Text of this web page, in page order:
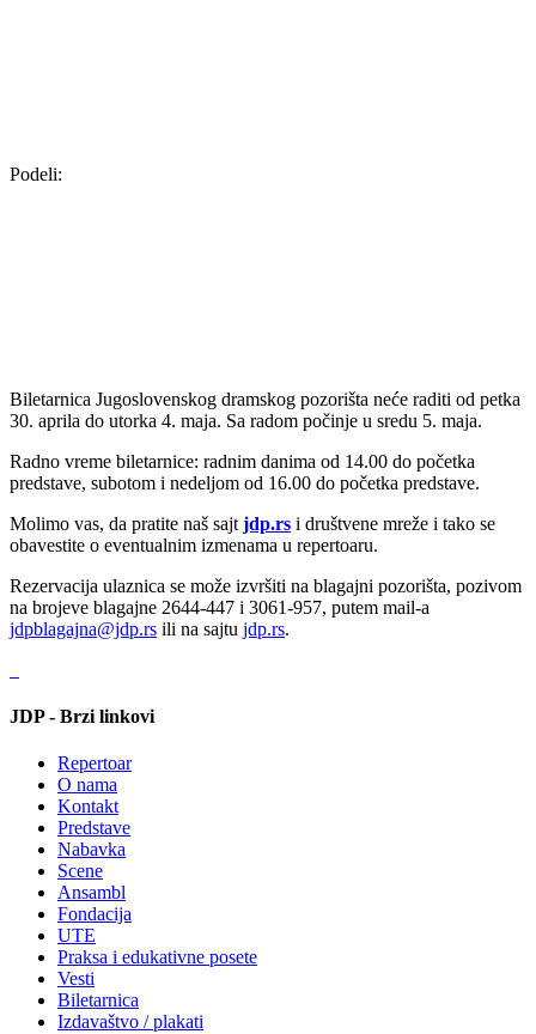
Podeli:
Biletarnica Jugoslovenskog dramskog pozorišta neće raditi od petka
30. aprila do utorka 4. maja. Sa radom počinje u sredu 5. maja.
Radno vreme biletarnice: radnim danima od 14.00 do početka
predstave, subotom i nedeljom od 16.00 do početka predstave.
Molimo vas, da pratite naš sajt jdp.rs i društvene mreže i tako se
obavestite o eventualnim izmenama u repertoaru.
Rezervacija ulaznica se može izvršiti na blagajni pozorišta, pozivom
na brojeve blagajne 2644-447 i 3061-957, putem mail-a
jdpblagajna@jdp.rs ili na sajtu jdp.rs.
JDP - Brzi linkovi
Repertoar
O nama
Kontakt
Predstave
Nabavka
Scene
Ansambl
Fondacija
UTE
Praksa i edukativne posete
Vesti
Biletarnica
Izdavaštvo / plakati